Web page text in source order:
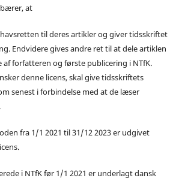
at
til deres artikler og giver tidsskriftet
Endvidere gives andre ret til at dele artiklen
af forfatteren og første publicering i NTfK.
denne licens, skal give tidsskriftets
senest i forbindelse med at de læser
fra 1/1 2021 til 31/12 2023 er udgivet
i NTfK før 1/1 2021 er underlagt dansk